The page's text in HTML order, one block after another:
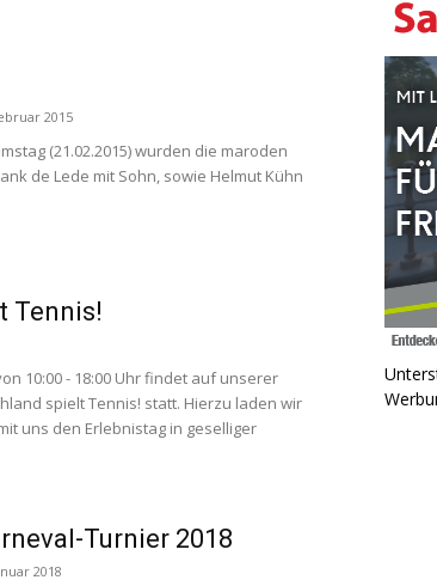
2015
(21.02.2015) wurden die maroden
de Lede mit Sohn, sowie Helmut Kühn
Tennis!
10:00 - 18:00 Uhr findet auf unserer
spielt Tennis! statt. Hierzu laden wir
uns den Erlebnistag in geselliger
Turnier 2018
2018